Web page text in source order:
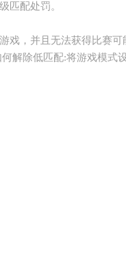
匹配处罚。
戏，并且无法获得比赛
解除低匹配:将游戏模式